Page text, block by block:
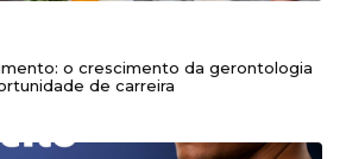
o crescimento da gerontologia
de carreira